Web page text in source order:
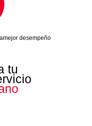
desempeño
tu